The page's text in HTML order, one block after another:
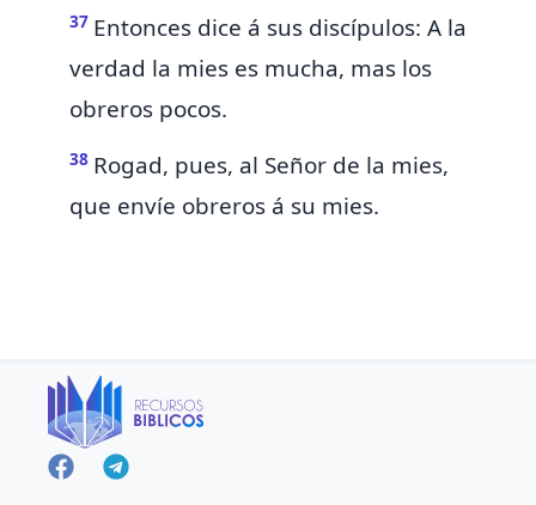
37 Entonces dice á sus discípulos: A la
verdad la mies es mucha, mas los
obreros pocos.
38 Rogad, pues, al Señor de la mies,
que envíe obreros á su mies.